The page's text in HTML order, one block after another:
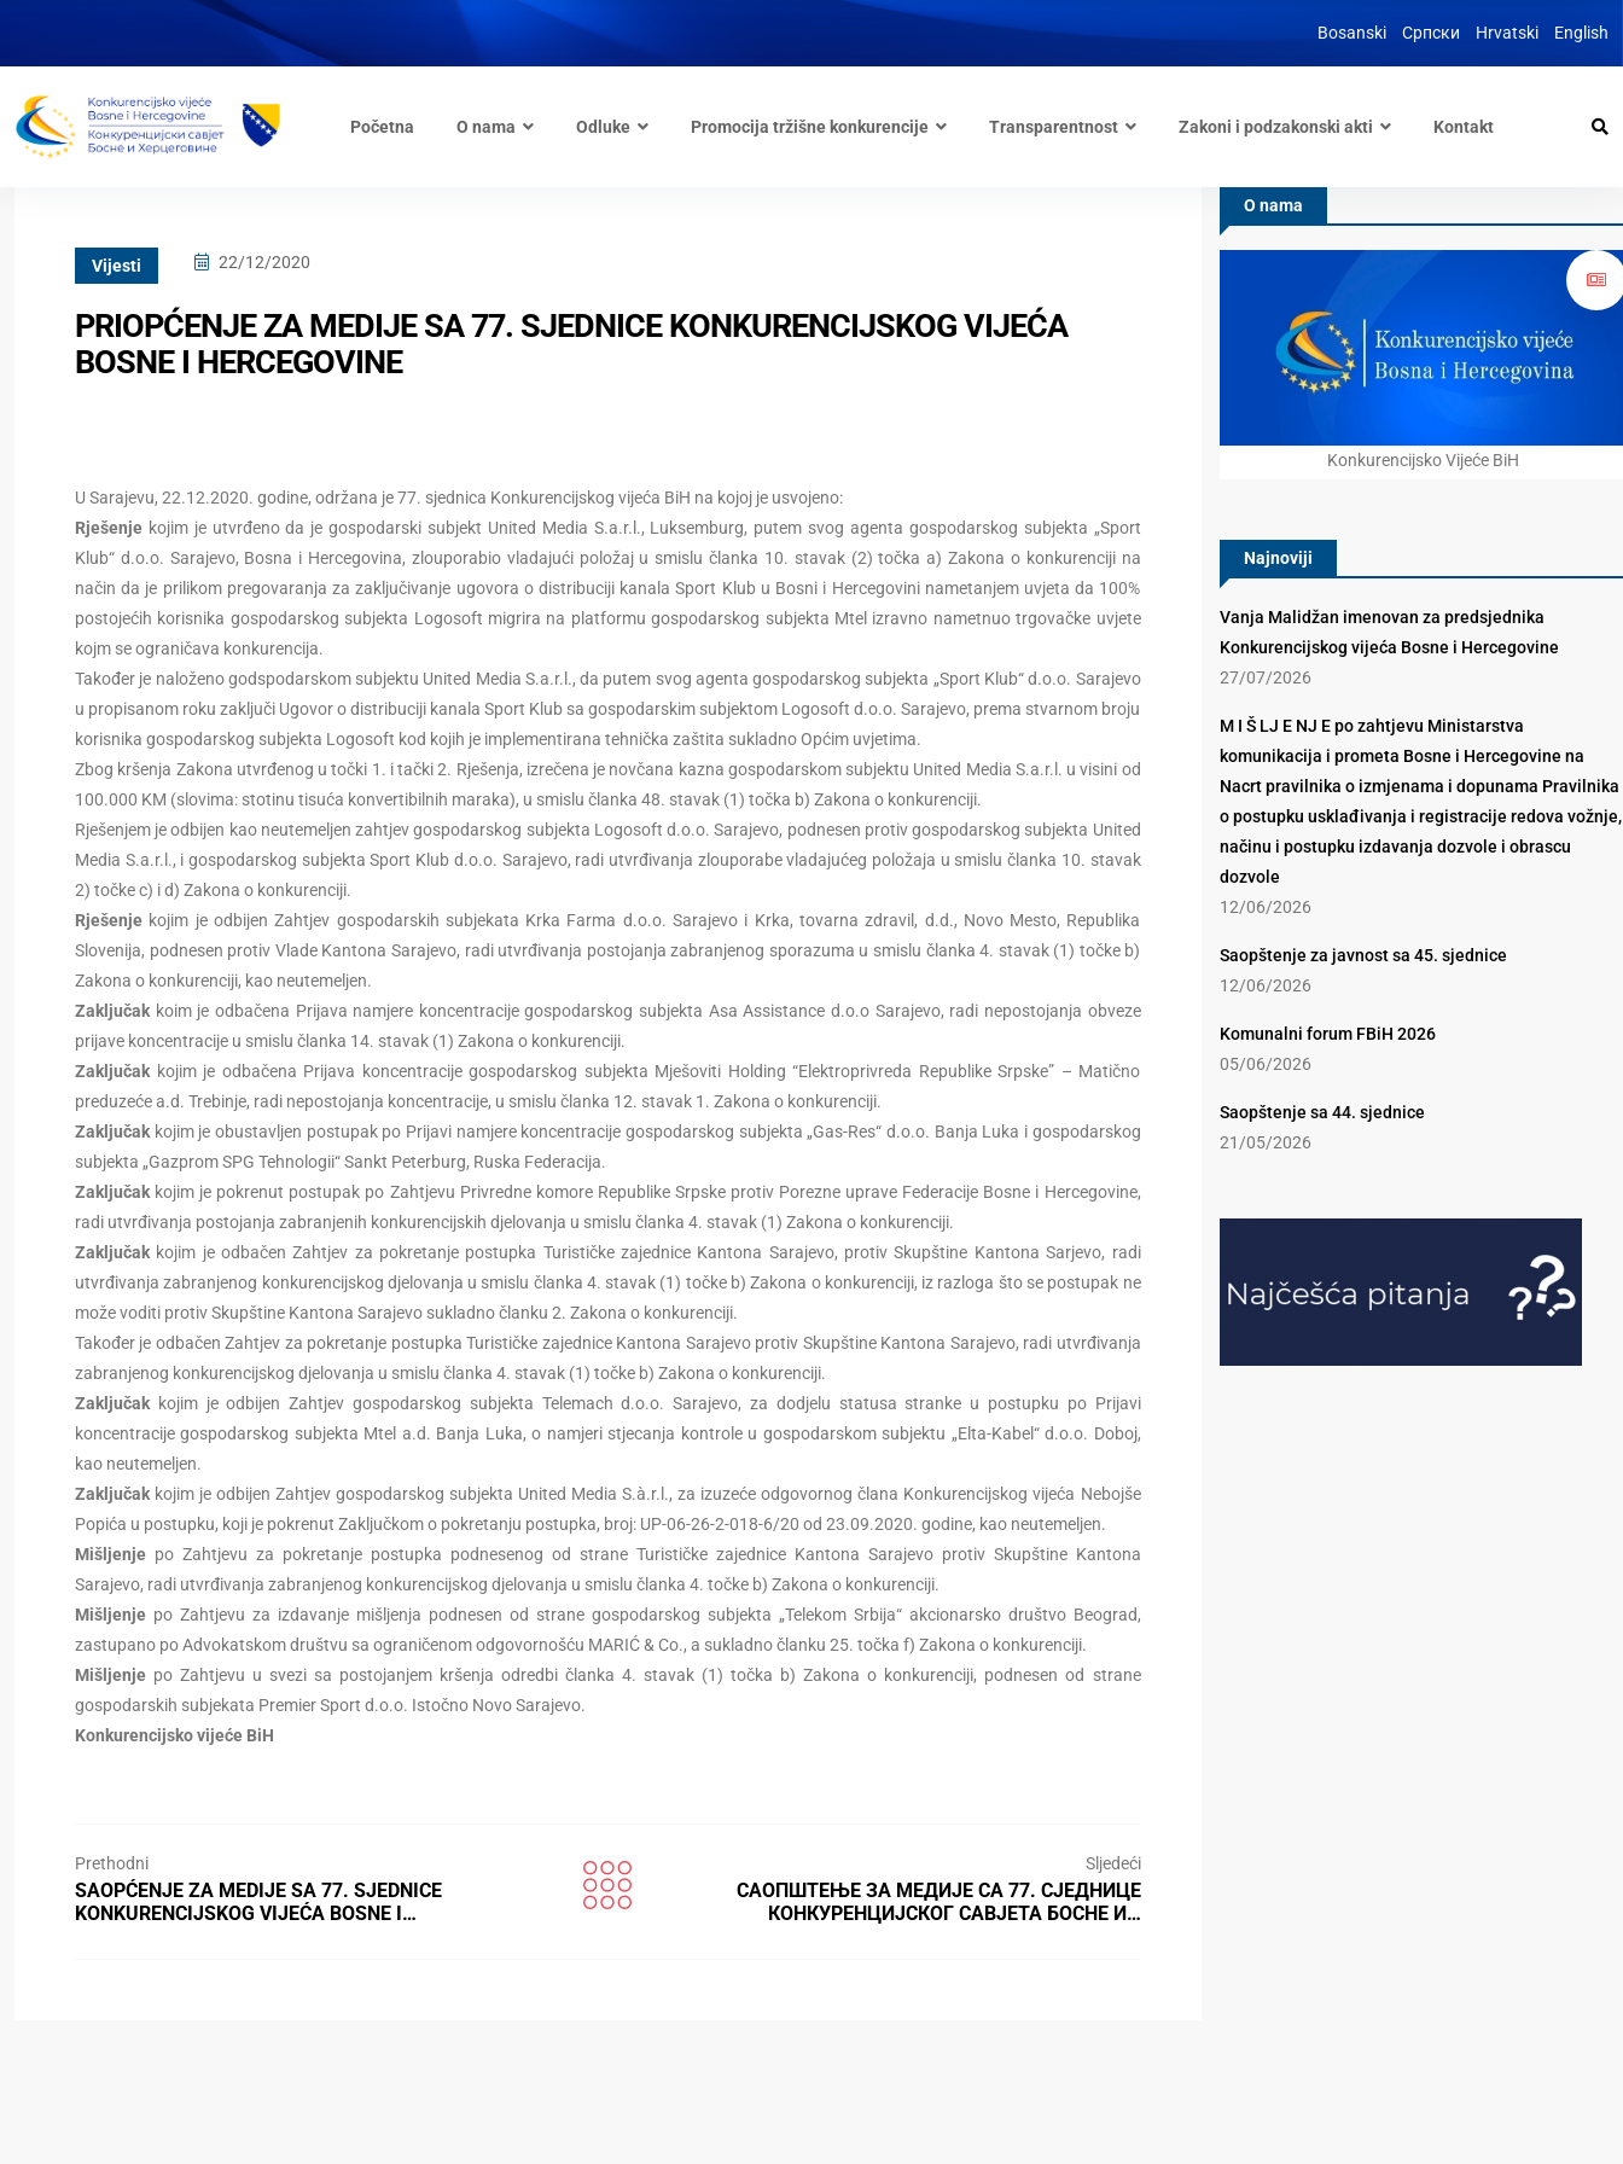
Bosanski Српски Hrvatski English
Početna O nama Odluke Promocija tržišne konkurencije Transparentnost Zakoni i podzakonski akti Kontakt
Vijesti 22/12/2020
PRIOPĆENJE ZA MEDIJE SA 77. SJEDNICE KONKURENCIJSKOG VIJEĆA
BOSNE I HERCEGOVINE
U Sarajevu, 22.12.2020. godine, održana je 77. sjednica Konkurencijskog vijeća BiH na kojoj je usvojeno:
Rješenje kojim je utvrđeno da je gospodarski subjekt United Media S.a.r.l., Luksemburg, putem svog agenta gospodarskog subjekta „Sport
Klub“ d.o.o. Sarajevo, Bosna i Hercegovina, zlouporabio vladajući položaj u smislu članka 10. stavak (2) točka a) Zakona o konkurenciji na
način da je prilikom pregovaranja za zaključivanje ugovora o distribuciji kanala Sport Klub u Bosni i Hercegovini nametanjem uvjeta da 100%
postojećih korisnika gospodarskog subjekta Logosoft migrira na platformu gospodarskog subjekta Mtel izravno nametnuo trgovačke uvjete
kojm se ograničava konkurencija.
Također je naloženo godspodarskom subjektu United Media S.a.r.l., da putem svog agenta gospodarskog subjekta „Sport Klub“ d.o.o. Sarajevo
u propisanom roku zaključi Ugovor o distribuciji kanala Sport Klub sa gospodarskim subjektom Logosoft d.o.o. Sarajevo, prema stvarnom broju
korisnika gospodarskog subjekta Logosoft kod kojih je implementirana tehnička zaštita sukladno Općim uvjetima.
Zbog kršenja Zakona utvrđenog u točki 1. i tački 2. Rješenja, izrečena je novčana kazna gospodarskom subjektu United Media S.a.r.l. u visini od
100.000 KM (slovima: stotinu tisuća konvertibilnih maraka), u smislu članka 48. stavak (1) točka b) Zakona o konkurenciji.
Rješenjem je odbijen kao neutemeljen zahtjev gospodarskog subjekta Logosoft d.o.o. Sarajevo, podnesen protiv gospodarskog subjekta United
Media S.a.r.l., i gospodarskog subjekta Sport Klub d.o.o. Sarajevo, radi utvrđivanja zlouporabe vladajućeg položaja u smislu članka 10. stavak
2) točke c) i d) Zakona o konkurenciji.
Rješenje kojim je odbijen Zahtjev gospodarskih subjekata Krka Farma d.o.o. Sarajevo i Krka, tovarna zdravil, d.d., Novo Mesto, Republika
Slovenija, podnesen protiv Vlade Kantona Sarajevo, radi utvrđivanja postojanja zabranjenog sporazuma u smislu članka 4. stavak (1) točke b)
Zakona o konkurenciji, kao neutemeljen.
Zaključak koim je odbačena Prijava namjere koncentracije gospodarskog subjekta Asa Assistance d.o.o Sarajevo, radi nepostojanja obveze
prijave koncentracije u smislu članka 14. stavak (1) Zakona o konkurenciji.
Zaključak kojim je odbačena Prijava koncentracije gospodarskog subjekta Mješoviti Holding “Elektroprivreda Republike Srpske” – Matično
preduzeće a.d. Trebinje, radi nepostojanja koncentracije, u smislu članka 12. stavak 1. Zakona o konkurenciji.
Zaključak kojim je obustavljen postupak po Prijavi namjere koncentracije gospodarskog subjekta „Gas-Res“ d.o.o. Banja Luka i gospodarskog
subjekta „Gazprom SPG Tehnologii“ Sankt Peterburg, Ruska Federacija.
Zaključak kojim je pokrenut postupak pо Zahtjevu Privredne komore Republike Srpske protiv Porezne uprave Federacije Bosne i Hercegovine,
radi utvrđivanja postojanja zabranjenih konkurencijskih djelovanja u smislu članka 4. stavak (1) Zakona o konkurenciji.
Zaključak kojim je odbačen Zahtjev za pokretanje postupka Turističke zajednice Kantona Sarajevo, protiv Skupštine Kantona Sarjevo, radi
utvrđivanja zabranjenog konkurencijskog djelovanja u smislu članka 4. stavak (1) točke b) Zakona o konkurenciji, iz razloga što se postupak ne
može voditi protiv Skupštine Kantona Sarajevo sukladno članku 2. Zakona o konkurenciji.
Također je odbačen Zahtjev za pokretanje postupka Turističke zajednice Kantona Sarajevo protiv Skupštine Kantona Sarajevo, radi utvrđivanja
zabranjenog konkurencijskog djelovanja u smislu članka 4. stavak (1) točke b) Zakona o konkurenciji.
Zaključak kojim je odbijen Zahtjev gospodarskog subjekta Telemach d.o.o. Sarajevo, za dodjelu statusa stranke u postupku po Prijavi
koncentracije gospodarskog subjekta Mtel a.d. Banja Luka, o namjeri stjecanja kontrole u gospodarskom subjektu „Elta-Kabel“ d.o.o. Doboj,
kao neutemeljen.
Zaključak kojim je odbijen Zahtjev gospodarskog subjekta United Media S.à.r.l., za izuzeće odgovornog člana Konkurencijskog vijeća Nebojše
Popića u postupku, koji je pokrenut Zaključkom o pokretanju postupka, broj: UP-06-26-2-018-6/20 od 23.09.2020. godine, kao neutemeljen.
Mišljenje po Zahtjevu za pokretanje postupka podnesenog od strane Turističke zajednice Kantona Sarajevo protiv Skupštine Kantona
Sarajevo, radi utvrđivanja zabranjenog konkurencijskog djelovanja u smislu članka 4. točke b) Zakona o konkurenciji.
Mišljenje po Zahtjevu za izdavanje mišljenja podnesen od strane gospodarskog subjekta „Telekom Srbija“ akcionarsko društvo Beograd,
zastupano po Advokatskom društvu sa ograničenom odgovornošću MARIĆ & Co., a sukladno članku 25. točka f) Zakona o konkurenciji.
Mišljenje po Zahtjevu u svezi sa postojanjem kršenja odredbi članka 4. stavak (1) točka b) Zakona o konkurenciji, podnesen od strane
gospodarskih subjekata Premier Sport d.o.o. Istočno Novo Sarajevo.
Konkurencijsko vijeće BiH
Prethodni
SAOPĆENJE ZA MEDIJE SA 77. SJEDNICE
KONKURENCIJSKOG VIJEĆA BOSNE I…
Sljedeći
САОПШТЕЊЕ ЗА МЕДИЈЕ СА 77. СЈЕДНИЦЕ
КОНКУРЕНЦИЈСКОГ САВЈЕТА БОСНЕ И…
O nama
Konkurencijsko Vijeće BiH
Najnoviji
Vanja Malidžan imenovan za predsjednika
Konkurencijskog vijeća Bosne i Hercegovine
27/07/2026
M I Š LJ E NJ E po zahtjevu Ministarstva
komunikacija i prometa Bosne i Hercegovine na
Nacrt pravilnika o izmjenama i dopunama Pravilnika
o postupku usklađivanja i registracije redova vožnje,
načinu i postupku izdavanja dozvole i obrascu
dozvole
12/06/2026
Saopštenje za javnost sa 45. sjednice
12/06/2026
Komunalni forum FBiH 2026
05/06/2026
Saopštenje sa 44. sjednice
21/05/2026